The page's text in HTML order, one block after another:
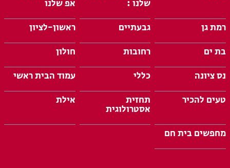
שלנו :
אפ שלנו
רמת גן
גבעתיים
ראשון-לציון
בת ים
רחובות
חולון
נס ציונה
כללי
עמוד הבית ראשי
טעים להכיר
תחזית
אסטרולוגית
אילת
מחפשים בית חם